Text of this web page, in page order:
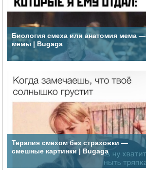
Биология смеха или анатомия мема —
мемы | Bugaga
Терапия смехом без страховки —
смешные картинки | Bugaga